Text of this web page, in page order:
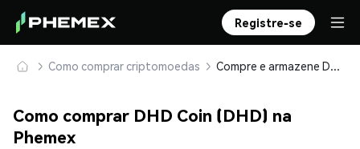
Registre-se
Como comprar criptomoedas Compre e armazene DHD Coin (DHD) com segurança
Como comprar DHD Coin (DHD) na
Phemex